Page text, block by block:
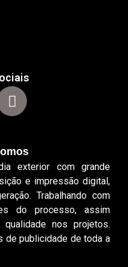
exterior com grande
e impressão digital,
Trabalhando com
do processo, assim
nos projetos.
de publicidade de toda a